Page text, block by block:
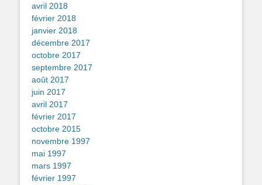
avril 2018
février 2018
janvier 2018
décembre 2017
octobre 2017
septembre 2017
août 2017
juin 2017
avril 2017
février 2017
octobre 2015
novembre 1997
mai 1997
mars 1997
février 1997